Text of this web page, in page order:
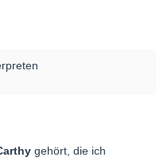
gehört, die ich